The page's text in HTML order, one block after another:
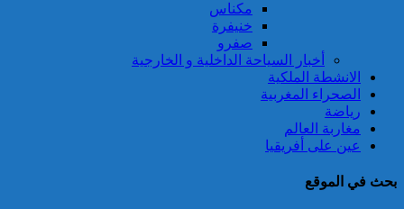
مكناس
خنيفرة
صفرو
أخبار السياحة الداخلية و الخارجية
الانشطة الملكية
الصحراء المغربية
رياضة
مغاربة العالم
عين على أفريقيا
بحث في الموقع